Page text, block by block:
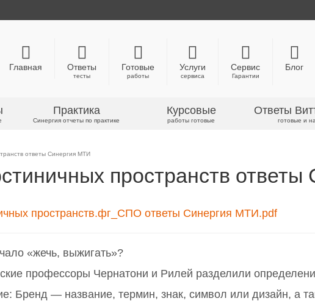
Главная Ответы
тесты
Готовые
работы
Услуги
сервиса
Сервис
Гарантии
Блог
Практика
Синергия отчеты по практике
Курсовые
работы готовые
Ответы
готовые и
ответы Синергия МТИ
пространств
пространств.фг_СПО ответы Синергия МТИ.pdf
«жечь, выжигать»?
профессоры Чернатони и Рилей разделили
Бренд — название, термин, знак, символ или дизайн, а